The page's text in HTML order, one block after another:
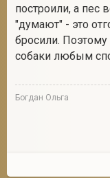
построили, а пес
"думают" - это
бросили. Поэтому
собаки любым
Богдан Ольга